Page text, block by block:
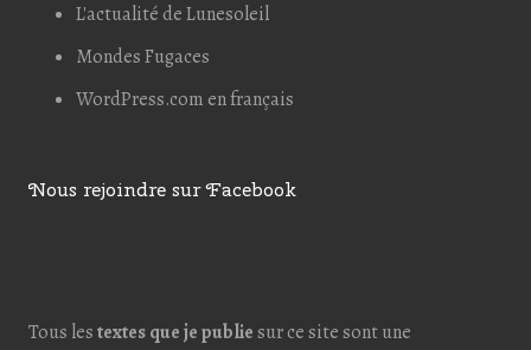
L'actualité de Lunesoleil
Mondes Fugaces
WordPress.com en français
Nous rejoindre sur Facebook
Tous lestextes que je publiesur ce site sont une